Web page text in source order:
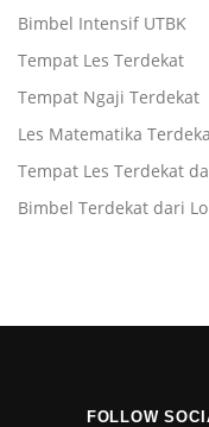
Bimbel Intensif UTBK
Tempat Les Terdekat
Tempat Ngaji Terdekat
Les Matematika
Tempat Les Terdekat
Bimbel Terdekat dari
FOLLOW